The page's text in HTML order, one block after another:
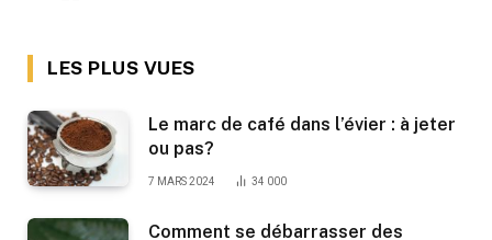
LES PLUS VUES
Le marc de café dans l’évier : à jeter
ou pas?
7 MARS 2024 34 000
Comment se débarrasser des